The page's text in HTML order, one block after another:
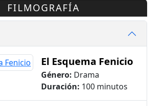
FILMOGRAFÍA
El Esquema Fenicio
Género: Drama
Duración: 100 minutos